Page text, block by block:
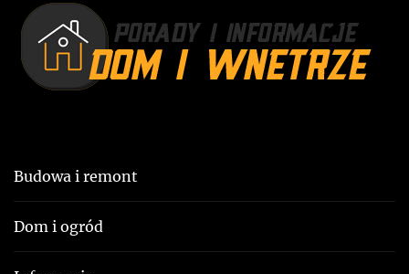
p
i
s
s
:
Budowa i remont
Dom i ogród